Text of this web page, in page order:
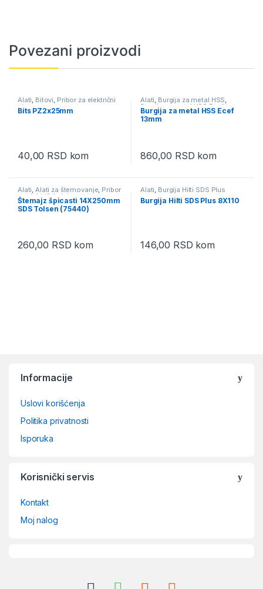
Povezani proizvodi
Alati, Bitovi, Pribor za električni
alat
Bits PZ2x25mm
40,00 RSD kom
Alati, Burgija za metal HSS,
Burgija za metal HSS Ecef,
Pribor za električni alat
Burgija za metal HSS Ecef
13mm
860,00 RSD kom
Alati,Alati za štemovanje, Pribor
za električni alat
Štemajz špicasti 14X250mm
SDS Tolsen (75440)
260,00 RSD kom
Alati, Burgija Hilti SDS Plus
Burgija Hilti SDS Plus 8X110
146,00 RSD kom
Informacije
Uslovi korišćenja
Politika privatnosti
Isporuka
Korisnički servis
Kontakt
Moj nalog